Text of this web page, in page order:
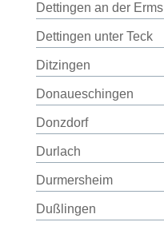
Dettingen an der Erms
Dettingen unter Teck
Ditzingen
Donaueschingen
Donzdorf
Durlach
Durmersheim
Dußlingen